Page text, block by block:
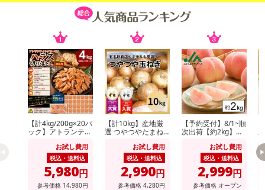
【計4kg/200g×20パ
ック】アトランティ
切り落としお試し費用
税込・送料込
5,980円
参考価格 14,980円
【計10kg】産地厳
選 つやつやたまね
お試し費用
税込・送料込
2,990円
参考価格 4,280円
【予約受付】8/1~順
次出荷【約2kg】山
玉数おまかせ)※ご家
お試し費用
税込・送料込
2,999円
参考価格 オープン